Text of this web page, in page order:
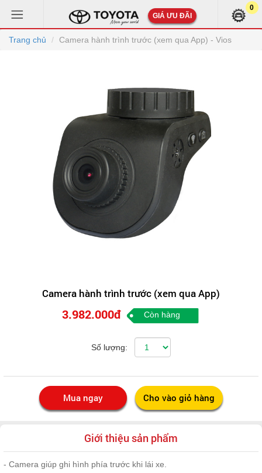
GIÁ ƯU ĐÃI
0
Trang chủ Camera hành trình trước (xem qua App) - Vios
Camera hành trình trước (xem qua App)
3.982.000đ Còn hàng
Số lượng:
Giới thiệu sản phẩm
- Camera giúp ghi hình phía trước khi lái xe.